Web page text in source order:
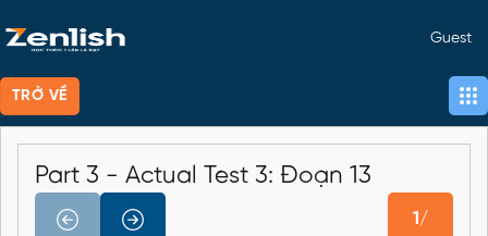
TRỞ VỀ
Guest
Part 3 - Actual Test 3: Đoạn 13
1/